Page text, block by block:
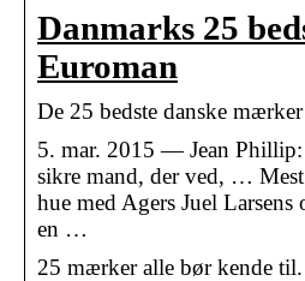
Danmarks 25
Euroman
De 25 bedste danske
5. mar. 2015 — Jean Phillip:
sikre mand, der ved, …
hue med Agers Juel
en …
25 mærker alle bør kende til.